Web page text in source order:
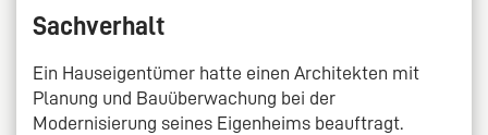
Sachverhalt
Ein Hauseigentümer hatte einen Architekten mit
Planung und Bauüberwachung bei der
Modernisierung seines Eigenheims beauftragt.